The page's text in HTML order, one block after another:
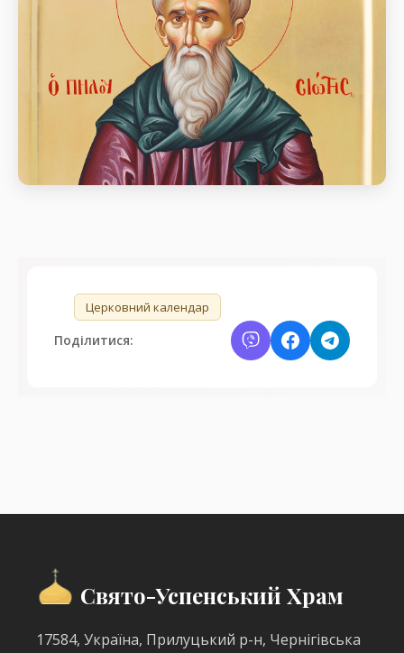
Церковний календар
Поділитися:
Свято-Успенський Храм
17584, Україна, Прилуцький р-н, Чернігівська